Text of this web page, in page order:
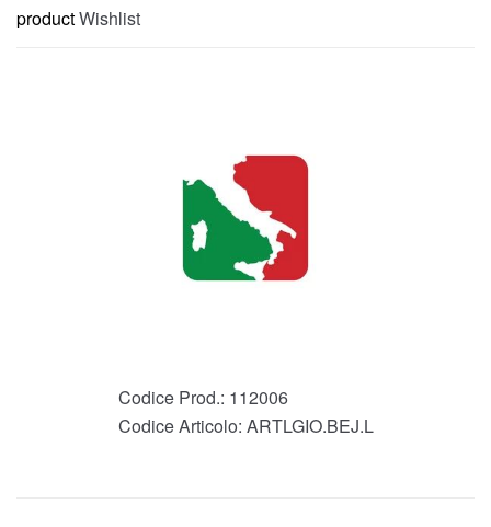
productWishlist
Codice Prod.: 112006
Codice Articolo: ARTLGIO.BEJ.L